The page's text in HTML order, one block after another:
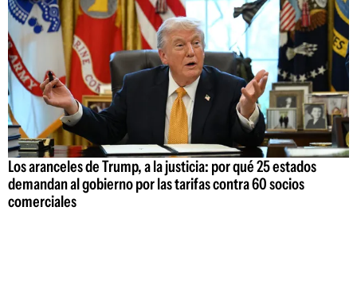
Los aranceles de Trump, a la justicia: por qué 25 estados
demandan al gobierno por las tarifas contra 60 socios
comerciales